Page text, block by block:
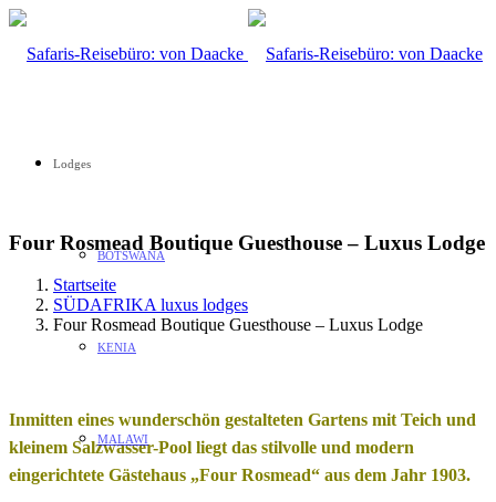
Lodges
BOTSWANA
KENIA
MALAWI
Four Rosmead Boutique Guesthouse – Luxus Lodge
Startseite
SÜDAFRIKA luxus lodges
Four Rosmead Boutique Guesthouse – Luxus Lodge
Inmitten eines wunderschön gestalteten Gartens mit Teich und
kleinem Salzwasser-Pool liegt das stilvolle und modern
eingerichtete Gästehaus „Four Rosmead“ aus dem Jahr 1903.